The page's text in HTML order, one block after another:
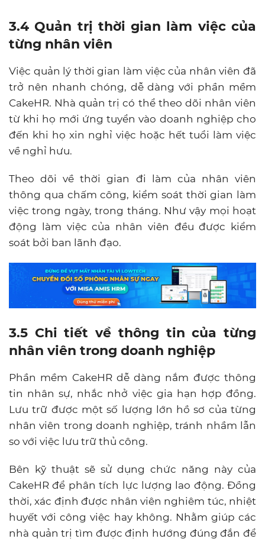
3.4 Quản trị thời gian làm việc của
từng nhân viên
Việc quản lý thời gian làm việc của nhân viên đã
trở nên nhanh chóng, dễ dàng với phần mềm
CakeHR. Nhà quản trị có thể theo dõi nhân viên
từ khi họ mới ứng tuyển vào doanh nghiệp cho
đến khi họ xin nghỉ việc hoặc hết tuổi làm việc
về nghỉ hưu.
Theo dõi về thời gian đi làm của nhân viên
thông qua chấm công, kiểm soát thời gian làm
việc trong ngày, trong tháng. Như vậy mọi hoạt
động làm việc của nhân viên đều được kiểm
soát bởi ban lãnh đạo.
3.5 Chi tiết về thông tin của từng
nhân viên trong doanh nghiệp
Phần mềm CakeHR dễ dàng nắm được thông
tin nhân sự, nhắc nhở việc gia hạn hợp đồng.
Lưu trữ được một số lượng lớn hồ sơ của từng
nhân viên trong doanh nghiệp, tránh nhầm lẫn
so với việc lưu trữ thủ công.
Bên kỹ thuật sẽ sử dụng chức năng này của
CakeHR để phân tích lực lượng lao động. Đồng
thời, xác định được nhân viên nghiêm túc, nhiệt
huyết với công việc hay không. Nhằm giúp các
nhà quản trị tìm được định hướng đúng đắn để